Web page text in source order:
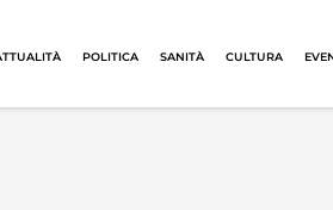
POLITICA SANITÀ CULTURA